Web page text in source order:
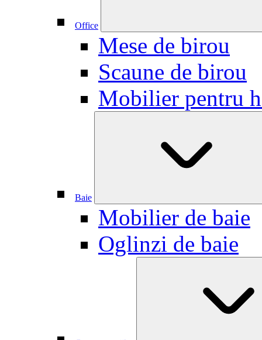
Office
Mese de birou
Scaune de birou
Mobilier pentru
Baie
Mobilier de baie
Oglinzi de baie